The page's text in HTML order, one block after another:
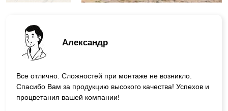
Александр
Все отлично. Сложностей при монтаже не возникло.
Спасибо Вам за продукцию высокого качества! Успехов и
процветания вашей компании!